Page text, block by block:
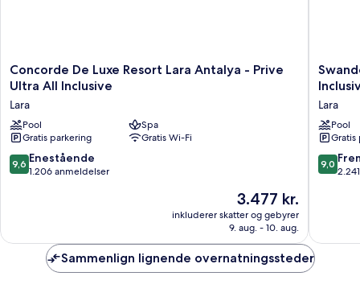
Concorde
De
Resort
Lara
Antalya
-
Prive
Concorde De Luxe Resort Lara Antalya - Prive
Ultra All Inclusive
Lara
Pool
Spa
Gratis parkering
Gratis Wi-Fi
9.6
ud
anmeldelser
9,6 Enestående
1.206 anmeldelser
Prisen
er
3.477 kr.
3.477 kr.
inkluderer skatter og gebyrer
9. aug. - 10. aug.
Hotels
Resort
Topkapi
Palace
-
All
Lara
Pool
Gratis
9.0
ud
9,0
Sammenlign lignende overnatningssteder